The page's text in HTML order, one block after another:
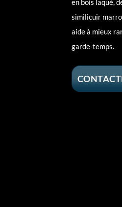
en bois laqué,
similicuir
aide à mieux
garde-temps.